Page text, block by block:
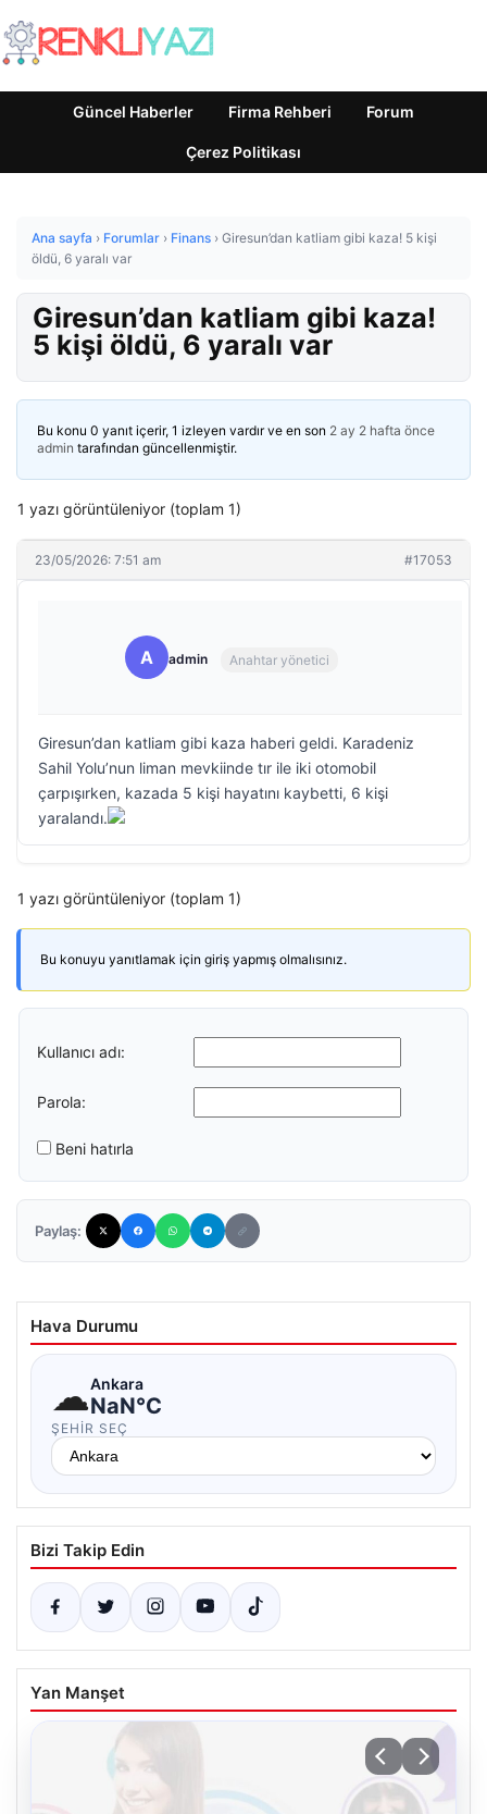
Güncel Haberler Firma Rehberi Forum
Çerez Politikası
Ana sayfa › Forumlar › Finans › Giresun’dan katliam gibi kaza! 5 kişi
öldü, 6 yaralı var
Giresun’dan katliam gibi kaza!
5 kişi öldü, 6 yaralı var
Bu konu 0 yanıt içerir, 1 izleyen vardır ve en son 2 ay 2 hafta önce
admin tarafından güncellenmiştir.
1 yazı görüntüleniyor (toplam 1)
23/05/2026: 7:51 am #17053
A admin Anahtar yönetici
Giresun’dan katliam gibi kaza haberi geldi. Karadeniz
Sahil Yolu’nun liman mevkiinde tır ile iki otomobil
çarpışırken, kazada 5 kişi hayatını kaybetti, 6 kişi
yaralandı.
1 yazı görüntüleniyor (toplam 1)
Bu konuyu yanıtlamak için giriş yapmış olmalısınız.
Kullanıcı adı:
Parola:
Beni hatırla
Paylaş:
Hava Durumu
☁Ankara
NaN°C
ŞEHIR SEÇ
Bizi Takip Edin
Yan Manşet